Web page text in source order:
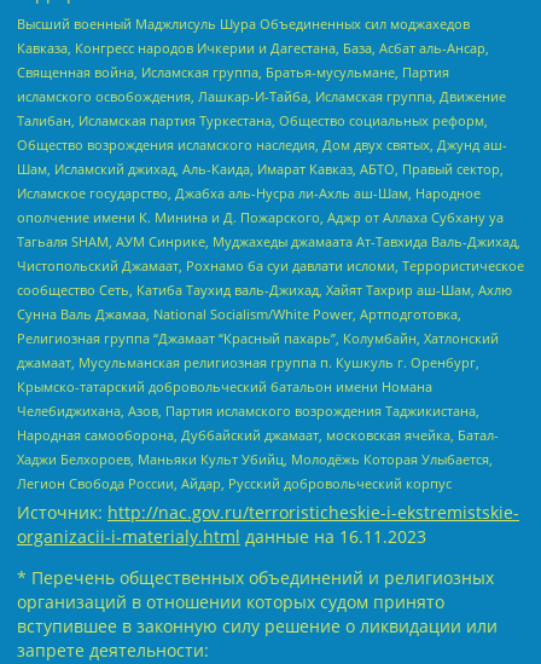
Высший военный Маджлисуль Шура Объединенных сил моджахедов
Кавказа, Конгресс народов Ичкерии и Дагестана, База, Асбат аль-Ансар,
Священная война, Исламская группа, Братья-мусульмане, Партия
исламского освобождения, Лашкар-И-Тайба, Исламская группа, Движение
Талибан, Исламская партия Туркестана, Общество социальных реформ,
Общество возрождения исламского наследия, Дом двух святых, Джунд аш-
Шам, Исламский джихад, Аль-Каида, Имарат Кавказ, АБТО, Правый сектор,
Исламское государство, Джабха аль-Нусра ли-Ахль аш-Шам, Народное
ополчение имени К. Минина и Д. Пожарского, Аджр от Аллаха Субхану уа
Тагьаля SHAM, АУМ Синрике, Муджахеды джамаата Ат-Тавхида Валь-Джихад,
Чистопольский Джамаат, Рохнамо ба суи давлати исломи, Террористическое
сообщество Сеть, Катиба Таухид валь-Джихад, Хайят Тахрир аш-Шам, Ахлю
Сунна Валь Джамаа, National Socialism/White Power, Артподготовка,
Религиозная группа “Джамаат “Красный пахарь”, Колумбайн, Хатлонский
джамаат, Мусульманская религиозная группа п. Кушкуль г. Оренбург,
Крымско-татарский добровольческий батальон имени Номана
Челебиджихана, Азов, Партия исламского возрождения Таджикистана,
Народная самооборона, Дуббайский джамаат, московская ячейка, Батал-
Хаджи Белхороев, Маньяки Культ Убийц, Молодёжь Которая Улыбается,
Легион Свобода России, Айдар, Русский добровольческий корпус
Источник: http://nac.gov.ru/terroristicheskie-i-ekstremistskie-
organizacii-i-materialy.html данные на 16.11.2023
* Перечень общественных объединений и религиозных
организаций в отношении которых судом принято
вступившее в законную силу решение о ликвидации или
запрете деятельности: